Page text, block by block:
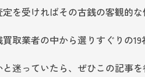
を受ければその古銭の客観的な
取業者の中から選りすぐりの19
迷っていたら、ぜひこの記事を